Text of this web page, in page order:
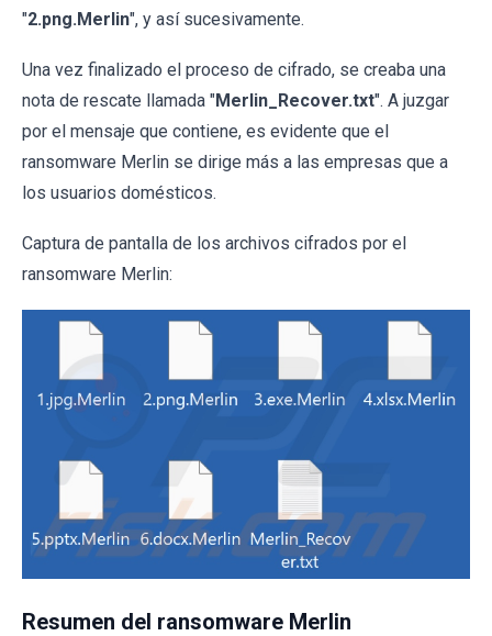
"2.png.Merlin", y así sucesivamente.
Una vez finalizado el proceso de cifrado, se creaba una
nota de rescate llamada "Merlin_Recover.txt". A juzgar
por el mensaje que contiene, es evidente que el
ransomware Merlin se dirige más a las empresas que a
los usuarios domésticos.
Captura de pantalla de los archivos cifrados por el
ransomware Merlin:
Resumen del ransomware Merlin